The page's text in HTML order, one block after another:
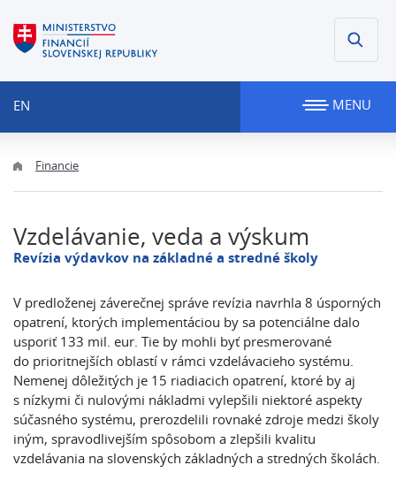
EN MENU
Financie
Vzdelávanie, veda a výskum
Revízia výdavkov na základné a stredné školy
V predloženej záverečnej správe revízia navrhla 8 úsporných
opatrení, ktorých implementáciou by sa potenciálne dalo
usporiť 133 mil. eur. Tie by mohli byť presmerované
do prioritnejších oblastí v rámci vzdelávacieho systému.
Nemenej dôležitých je 15 riadiacich opatrení, ktoré by aj
s nízkymi či nulovými nákladmi vylepšili niektoré aspekty
súčasného systému, prerozdelili rovnaké zdroje medzi školy
iným, spravodlivejším spôsobom a zlepšili kvalitu
vzdelávania na slovenských základných a stredných školách.